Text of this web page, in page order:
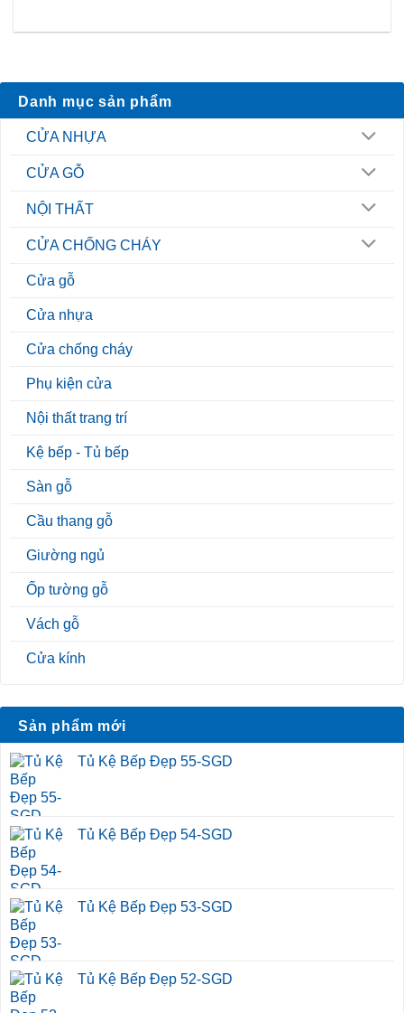
Danh mục sản phẩm
CỬA NHỰA
CỬA GỖ
NỘI THẤT
CỬA CHỐNG CHÁY
Cửa gỗ
Cửa nhựa
Cửa chống cháy
Phụ kiện cửa
Nội thất trang trí
Kệ bếp - Tủ bếp
Sàn gỗ
Cầu thang gỗ
Giường ngủ
Ốp tường gỗ
Vách gỗ
Cửa kính
Sản phẩm mới
Tủ Kệ Bếp Đẹp 55-SGD
Tủ Kệ Bếp Đẹp 54-SGD
Tủ Kệ Bếp Đẹp 53-SGD
Tủ Kệ Bếp Đẹp 52-SGD